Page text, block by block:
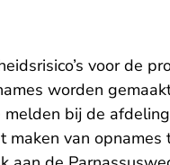
voor de
worden
bij de
maken van